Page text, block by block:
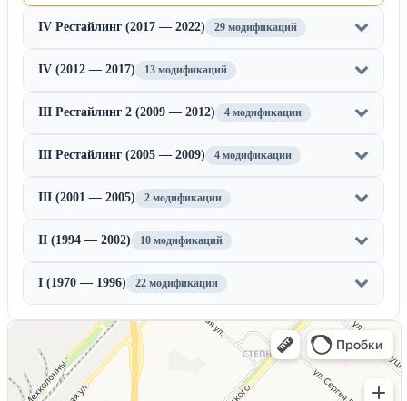
IV Рестайлинг (2017 — 2022) 29 модификаций
IV (2012 — 2017) 13 модификаций
III Рестайлинг 2 (2009 — 2012) 4 модификации
III Рестайлинг (2005 — 2009) 4 модификации
III (2001 — 2005) 2 модификации
II (1994 — 2002) 10 модификаций
I (1970 — 1996) 22 модификации